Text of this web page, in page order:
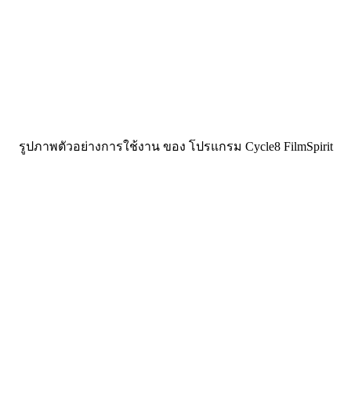
รูปภาพตัวอย่างการใช้งาน ของ โปรแกรม Cycle8 FilmSpirit